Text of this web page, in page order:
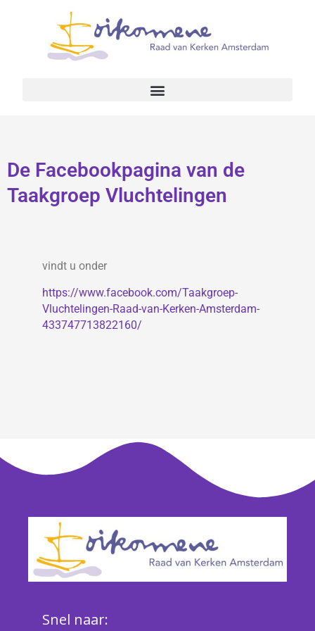
De Facebookpagina van de
Taakgroep Vluchtelingen
vindt u onder
https://www.facebook.com/Taakgroep-
Vluchtelingen-Raad-van-Kerken-Amsterdam-
433747713822160/
Snel naar: